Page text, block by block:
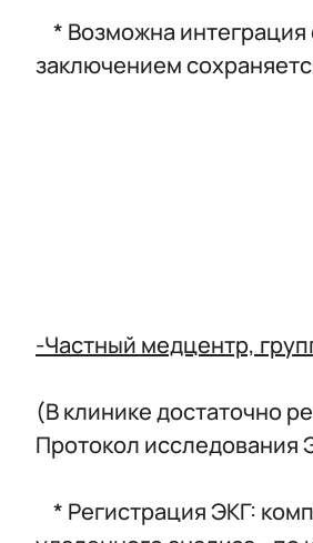
* Возможна
заключением
-Частный медцентр,
(В клинике достаточно
Протокол исследования
* Регистрация ЭКГ: